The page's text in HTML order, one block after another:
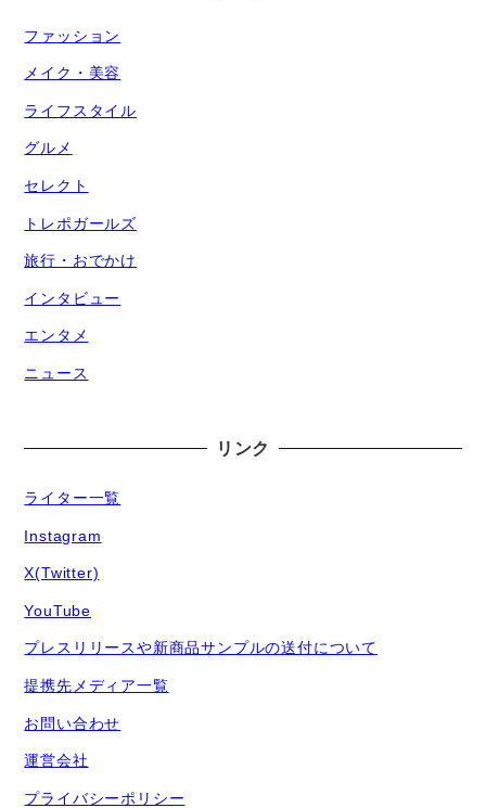
ファッション
メイク・美容
ライフスタイル
グルメ
セレクト
トレポガールズ
旅行・おでかけ
インタビュー
エンタメ
ニュース
リンク
ライター一覧
Instagram
X(Twitter)
YouTube
プレスリリースや新商品サンプルの送付について
提携先メディア一覧
お問い合わせ
運営会社
プライバシーポリシー